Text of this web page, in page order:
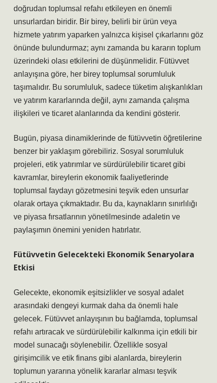
doğrudan toplumsal refahı etkileyen en önemli
unsurlardan biridir. Bir birey, belirli bir ürün veya
hizmete yatırım yaparken yalnızca kişisel çıkarlarını göz
önünde bulundurmaz; aynı zamanda bu kararın toplum
üzerindeki olası etkilerini de düşünmelidir. Fütüvvet
anlayışına göre, her birey toplumsal sorumluluk
taşımalıdır. Bu sorumluluk, sadece tüketim alışkanlıkları
ve yatırım kararlarında değil, aynı zamanda çalışma
ilişkileri ve ticaret alanlarında da kendini gösterir.
Bugün, piyasa dinamiklerinde de fütüvvetin öğretilerine
benzer bir yaklaşım görebiliriz. Sosyal sorumluluk
projeleri, etik yatırımlar ve sürdürülebilir ticaret gibi
kavramlar, bireylerin ekonomik faaliyetlerinde
toplumsal faydayı gözetmesini teşvik eden unsurlar
olarak ortaya çıkmaktadır. Bu da, kaynakların sınırlılığı
ve piyasa fırsatlarının yönetilmesinde adaletin ve
paylaşımın önemini yeniden hatırlatır.
Fütüvvetin Gelecekteki Ekonomik Senaryolara
Etkisi
Gelecekte, ekonomik eşitsizlikler ve sosyal adalet
arasındaki dengeyi kurmak daha da önemli hale
gelecek. Fütüvvet anlayışının bu bağlamda, toplumsal
refahı artıracak ve sürdürülebilir kalkınma için etkili bir
model sunacağı söylenebilir. Özellikle sosyal
girişimcilik ve etik finans gibi alanlarda, bireylerin
toplumun yararına yönelik kararlar alması teşvik